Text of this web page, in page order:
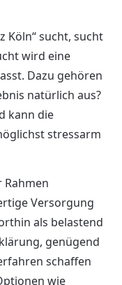
Köln“ sucht, sucht
wird eine
Dazu gehören
natürlich aus?
kann die
stressarm
Rahmen
Versorgung
als belastend
genügend
schaffen
wie